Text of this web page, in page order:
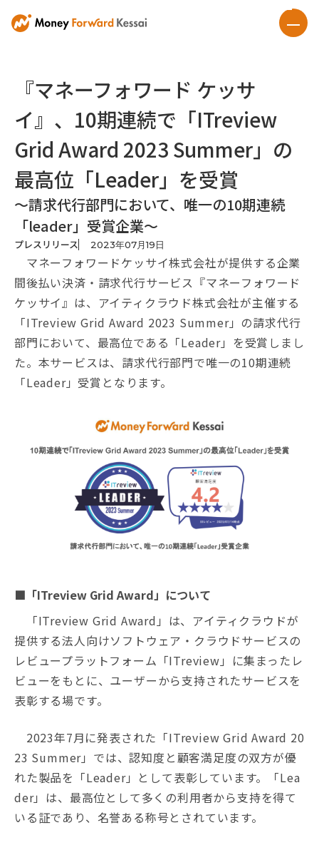
『マネーフォワード ケッサ
イ』、10期連続で「ITreview
Grid Award 2023 Summer」の
最高位「Leader」を受賞
～請求代行部門において、唯一の10期連続
「leader」受賞企業～
プレスリリース 2023年07月19日
マネーフォワードケッサイ株式会社が提供する企業
間後払い決済・請求代行サービス『マネーフォワード
ケッサイ』は、アイティクラウド株式会社が主催する
「ITreview Grid Award 2023 Summer」の請求代行
部門において、最高位である「Leader」を受賞しまし
た。本サービスは、請求代行部門で唯一の10期連続
「Leader」受賞となります。
■「ITreview Grid Award」について
「ITreview Grid Award」は、アイティクラウドが
提供する法人向けソフトウェア・クラウドサービスの
レビュープラットフォーム「ITreview」に集まったレ
ビューをもとに、ユーザーから支持されたサービスを
表彰する場です。
2023年7月に発表された「ITreview Grid Award 20
23 Summer」では、認知度と顧客満足度の双方が優
れた製品を「Leader」として表彰しています。「Lea
der」は、最高位として多くの利用者から支持を得て
いる証であり、名誉ある称号とされています。